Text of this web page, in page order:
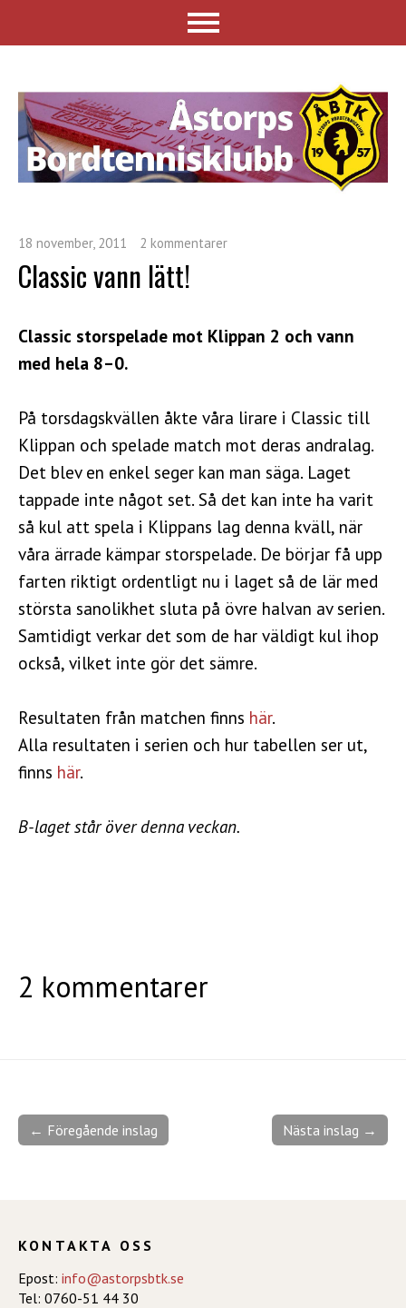
18 november, 2011 2 kommentarer
Classic vann lätt!
Classic storspelade mot Klippan 2 och vann
med hela 8–0.
På torsdagskvällen åkte våra lirare i Classic till
Klippan och spelade match mot deras andralag.
Det blev en enkel seger kan man säga. Laget
tappade inte något set. Så det kan inte ha varit
så kul att spela i Klippans lag denna kväll, när
våra ärrade kämpar storspelade. De börjar få upp
farten riktigt ordentligt nu i laget så de lär med
största sanolikhet sluta på övre halvan av serien.
Samtidigt verkar det som de har väldigt kul ihop
också, vilket inte gör det sämre.
Resultaten från matchen finns här.
Alla resultaten i serien och hur tabellen ser ut,
finns här.
B-laget står över denna veckan.
2 kommentarer
Nästa inslag →
← Föregående inslag
KONTAKTA OSS
Epost: info@astorpsbtk.se
Tel: 0760-51 44 30